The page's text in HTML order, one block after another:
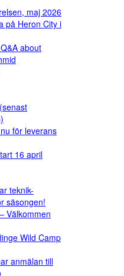
maj 2026
på Heron City i
about
för leverans
16 april
teknik-
säsongen!
Välkommen
Wild Camp
anmälan till